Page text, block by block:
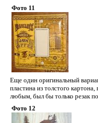
Фото 11
Еще один оригинальный
пластина из толстого
любым, был бы только резак
Фото 12